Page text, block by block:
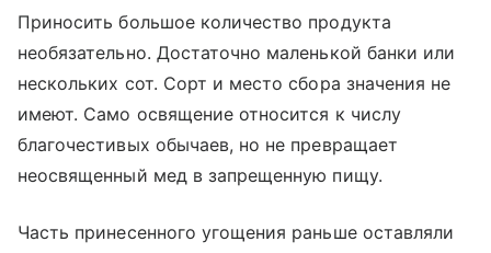
Приносить большое количество продукта
необязательно. Достаточно маленькой банки или
нескольких сот. Сорт и место сбора значения не
имеют. Само освящение относится к числу
благочестивых обычаев, но не превращает
неосвященный мед в запрещенную пищу.
Часть принесенного угощения раньше оставляли